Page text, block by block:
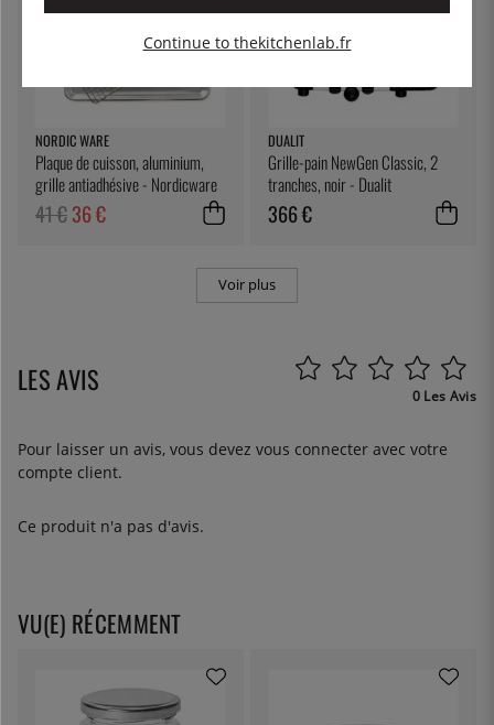
NORDIC WARE
Plaque de cuisson, aluminium,
grille antiadhésive - Nordicware
41 €36 €
DUALIT
Grille-pain NewGen Classic, 2
tranches, noir - Dualit
366 €
Voir plus
LES AVIS 0 Les Avis
Pour laisser un avis, vous devez vous connecter avec votre
compte client.
Ce produit n'a pas d'avis.
VU(E) RÉCEMMENT
Continue to thekitchenlab.fr